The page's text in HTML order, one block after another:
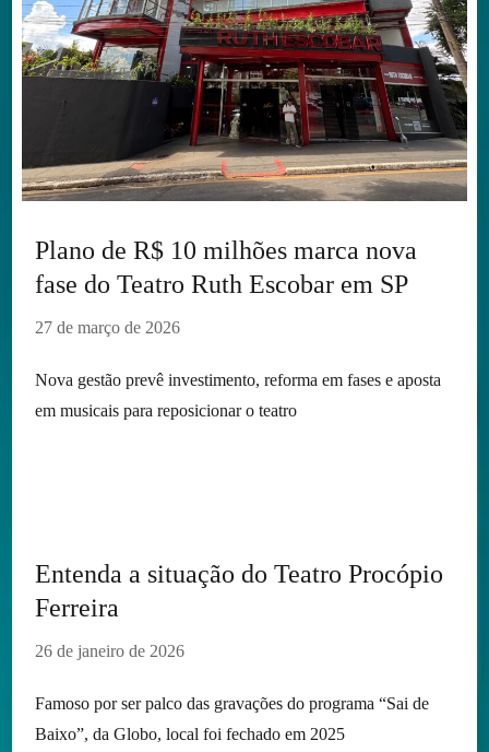
Plano de R$ 10 milhões marca nova
fase do Teatro Ruth Escobar em SP
27 de março de 2026
Nova gestão prevê investimento, reforma em fases e aposta
em musicais para reposicionar o teatro
Entenda a situação do Teatro Procópio
Ferreira
26 de janeiro de 2026
Famoso por ser palco das gravações do programa “Sai de
Baixo”, da Globo, local foi fechado em 2025